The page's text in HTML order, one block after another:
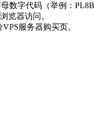
数字代码（举例：PL8B
览器访问。
服务器购买页。